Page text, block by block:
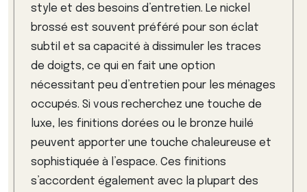
style et des besoins d’entretien. Le nickel
brossé est souvent préféré pour son éclat
subtil et sa capacité à dissimuler les traces
de doigts, ce qui en fait une option
nécessitant peu d’entretien pour les ménages
occupés. Si vous recherchez une touche de
luxe, les finitions dorées ou le bronze huilé
peuvent apporter une touche chaleureuse et
sophistiquée à l’espace. Ces finitions
s’accordent également avec la plupart des